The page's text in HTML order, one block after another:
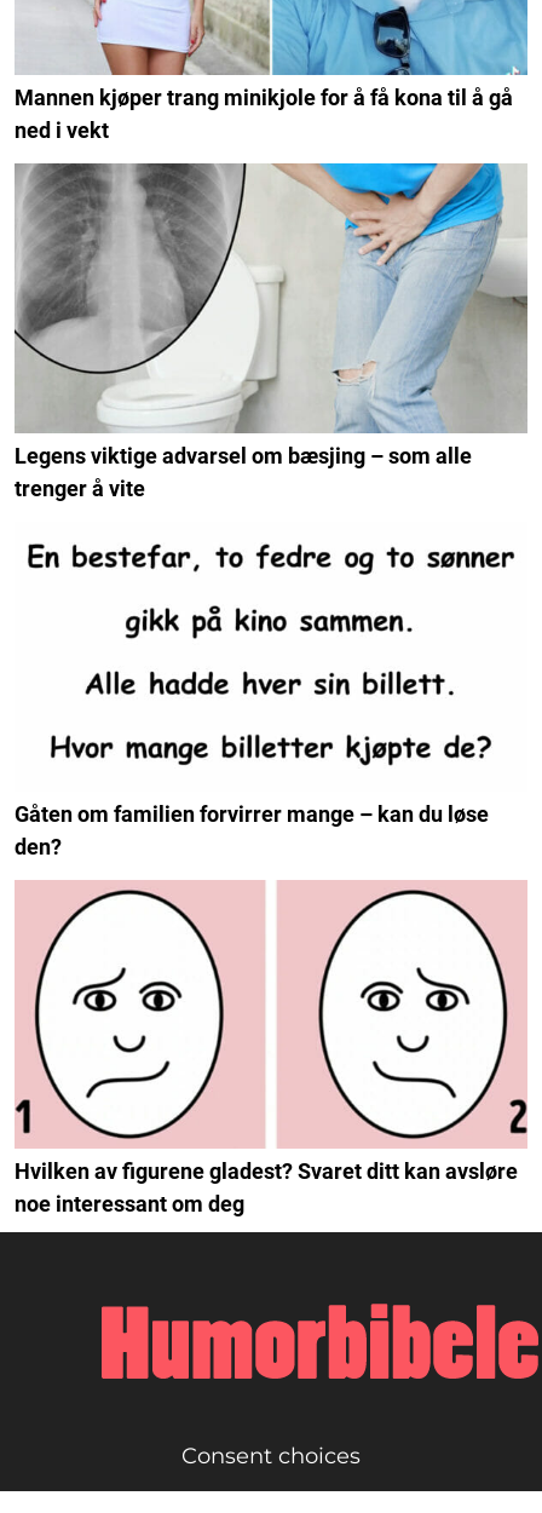
Mannen kjøper trang minikjole for å få kona til å gå
ned i vekt
Legens viktige advarsel om bæsjing – som alle
trenger å vite
Gåten om familien forvirrer mange – kan du løse
den?
Hvilken av figurene gladest? Svaret ditt kan avsløre
noe interessant om deg
Consent choices